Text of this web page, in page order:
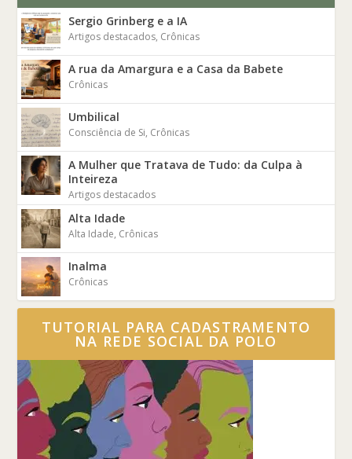
Sergio Grinberg e a IA
Artigos destacados, Crônicas
A rua da Amargura e a Casa da Babete
Crônicas
Umbilical
Consciência de Si, Crônicas
A Mulher que Tratava de Tudo: da Culpa à
Inteireza
Artigos destacados
Alta Idade
Alta Idade, Crônicas
Inalma
Crônicas
TUTORIAL PARA CADASTRAMENTO
NA REDE SOCIAL DA POLO